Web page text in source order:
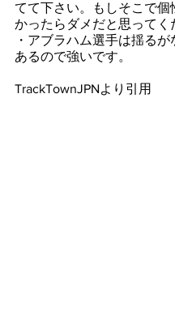
てて下さい。もしそこで個
かったらダメだと思ってく
・アブラハム選手は揺る
あるので強いです。
TrackTownJPNより引用